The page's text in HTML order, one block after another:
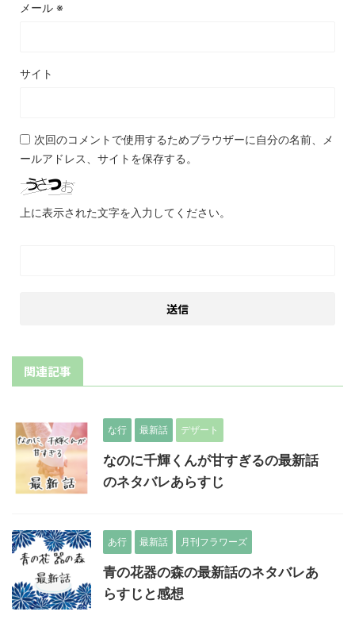
メール ※
サイト
次回のコメントで使用するためブラウザーに自分の名前、メ
ールアドレス、サイトを保存する。
上に表示された文字を入力してください。
関連記事
な行 最新話 デザート
なのに千輝くんが甘すぎるの最新話
のネタバレあらすじ
あ行 最新話 月刊フラワーズ
青の花器の森の最新話のネタバレあ
らすじと感想